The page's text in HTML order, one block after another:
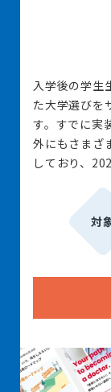
入学後の学生
た大学選びを
す。すでに実
外にもさまざ
しており、
対